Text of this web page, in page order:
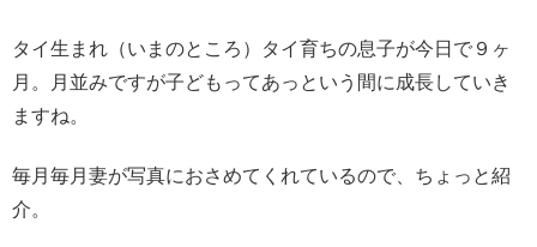
タイ生まれ（いまのところ）タイ育ちの息子が今日で９ヶ
月。月並みですが子どもってあっという間に成長していき
ますね。
毎月毎月妻が写真におさめてくれているので、ちょっと紹
介。